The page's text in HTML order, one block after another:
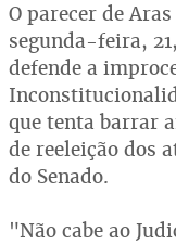
O parecer de
segunda-feira,
defende a
que tenta barrar
de reeleição dos
do Senado.
"Não cabe ao